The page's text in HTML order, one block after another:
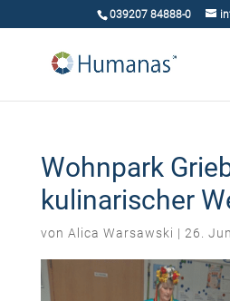
039207 84888-0
Wohnpark
kulinarischer
von Alica Warsawski | 26.